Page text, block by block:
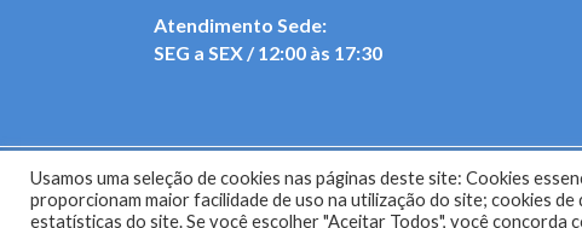
Atendimento Sede:
SEG a SEX / 12:00 às 17:30
Site do
Usamos uma seleção de cookies nas páginas deste site: Cookies
proporcionam maior facilidade de uso na utilização do site; cookies
estatísticas do site. Se você escolher "Aceitar Todos", você concorda